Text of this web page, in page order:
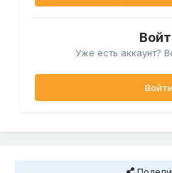
Уже есть аккаунт?
Войти